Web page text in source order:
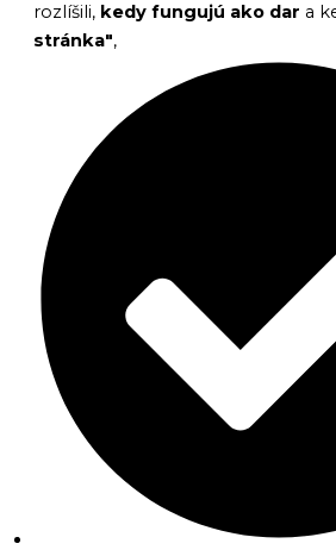
rozlíšili, kedy fungujú ako dar a
stránka",